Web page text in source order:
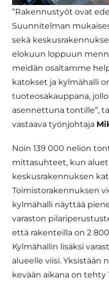
”Rakennustyöt ovat
Suunnitelman
sekä
elokuun loppuun
meidän osaltamme
katokset ja kylmähalli
tuoteosakauppana,
asennettuna tontille”,
vastaava työnjohtaja
Noin 139 000 neliön
mittasuhteet, kun
keskusrakennuksen
Toimistorakennuksen
kylmähalli näyttää
varaston
että rakenteilla on 2
Kylmähallin lisäksi
alueelle viisi. Yksistään
kevään aikana on tehty